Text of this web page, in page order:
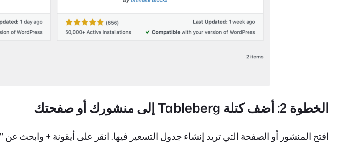
الخطوة 2: أضف كتلة Tableberg إلى منشورك أو صفحتك
افتح المنشور أو الصفحة التي تريد إنشاء جدول التسعير فيها. انقر على أيقونة + وابحث عن "Tableberg". انقر على كتلة Tableberg لإدراجها.